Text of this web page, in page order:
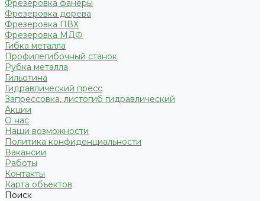
Фрезеровка фанеры
Фрезеровка дерева
Фрезеровка ПВХ
Фрезеровка МДФ
Гибка металла
Профилегибочный станок
Рубка металла
Гильотина
Гидравлический пресс
Запрессовка, листогиб гидравлический
Акции
О нас
Наши возможности
Политика конфиденциальности
Вакансии
Работы
Контакты
Карта объектов
Поиск